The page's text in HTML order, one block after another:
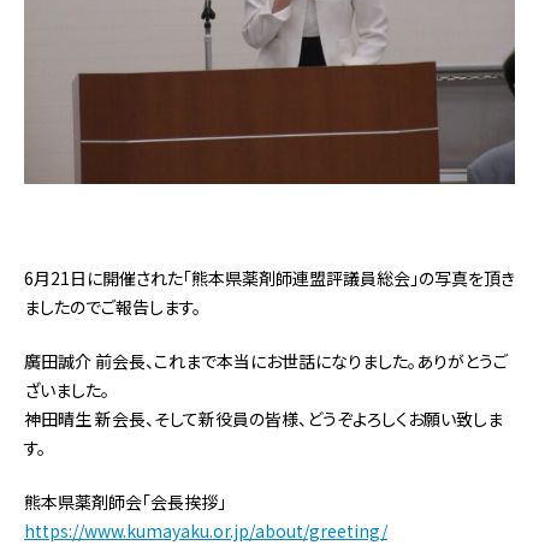
6月21日に開催された「熊本県薬剤師連盟評議員総会」の写真を頂き
ましたのでご報告します。
廣田誠介 前会長、これまで本当にお世話になりました。ありがとうご
ざいました。
神田晴生 新会長、そして新役員の皆様、どうぞよろしくお願い致しま
す。
熊本県薬剤師会「会長挨拶」
https://www.kumayaku.or.jp/about/greeting/